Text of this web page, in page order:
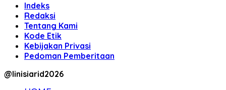
Indeks
Redaksi
Tentang Kami
Kode Etik
Kebijakan Privasi
Pedoman Pemberitaan
@linisiarid2026